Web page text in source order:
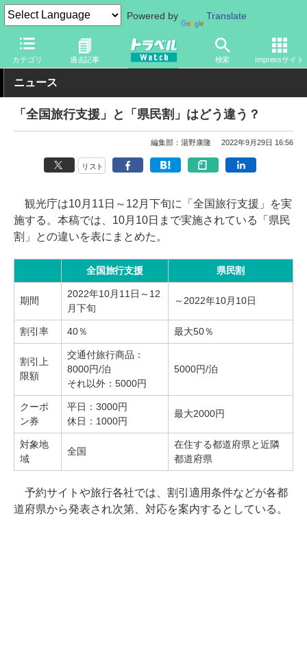
Powered by Translate
カテゴリ 過去記事 検索 Impressサイト
トラベル Watch 企業・政府・官庁 政府・官庁 観光庁
ニュース
「全国旅行支援」と「県民割」はどう違う？
編集部：湯野康隆 2022年9月29日 16:56
リスト
観光庁は10月11日～12月下旬に「全国旅行支援」を実
施する。本稿では、10月10日まで実施されている「県民
割」との違いを表にまとめた。
全国旅行支援 県民割
期間
2022年10月11日～12
月下旬
～2022年10月10日
割引率 40％ 最大50％
割引上
限額
交通付旅行商品：
8000円/泊
それ以外：5000円
5000円/泊
クーポ
ン券
平日：3000円
休日：1000円
最大2000円
対象地
域
全国
在住する都道府県と近隣
都道府県
予約サイトや旅行各社では、割引適用条件などが各都
道府県から発表され次第、対応を案内するとしている。